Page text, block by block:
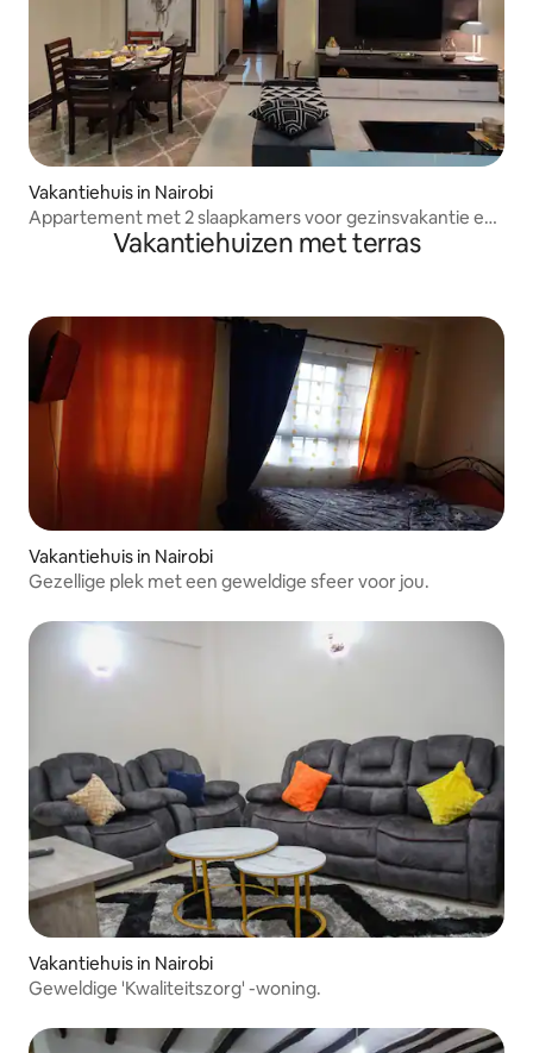
Vakantiehuis in Nairobi
Appartement met 2 slaapkamers voor gezinsvakantie en
Vakantiehuizen met terras
Vakantiehuis in Nairobi
Gezellige plek met een geweldige sfeer voor jou.
Vakantiehuis in Nairobi
Geweldige 'Kwaliteitszorg' -woning.